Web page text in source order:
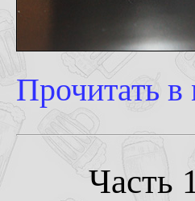
Прочитать
Часть